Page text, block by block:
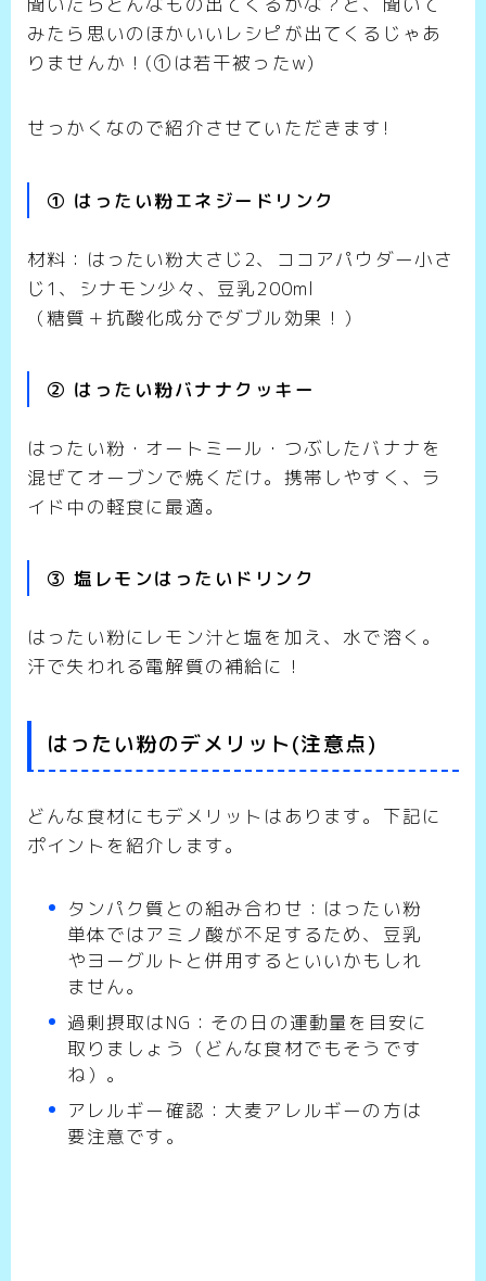
みたら思いのほかいいレシピが出てくるじゃあ
りませんか！(①は若干被ったw)
せっかくなので紹介させていただきます!
① はったい粉エネジードリンク
材料：はったい粉大さじ2、ココアパウダー小さ
じ1、シナモン少々、豆乳200ml
（糖質＋抗酸化成分でダブル効果！）
② はったい粉バナナクッキー
はったい粉・オートミール・つぶしたバナナを
混ぜてオーブンで焼くだけ。携帯しやすく、ラ
イド中の軽食に最適。
③ 塩レモンはったいドリンク
はったい粉にレモン汁と塩を加え、水で溶く。
汗で失われる電解質の補給に！
はったい粉のデメリット(注意点)
どんな食材にもデメリットはあります。下記に
ポイントを紹介します。
タンパク質との組み合わせ：はったい粉
単体ではアミノ酸が不足するため、豆乳
やヨーグルトと併用するといいかもしれ
ません。
過剰摂取はNG：その日の運動量を目安に
取りましょう（どんな食材でもそうです
ね）。
アレルギー確認：大麦アレルギーの方は
要注意です。